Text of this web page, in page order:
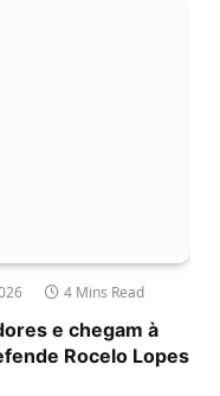
4 Mins Read
e chegam à
Rocelo Lopes